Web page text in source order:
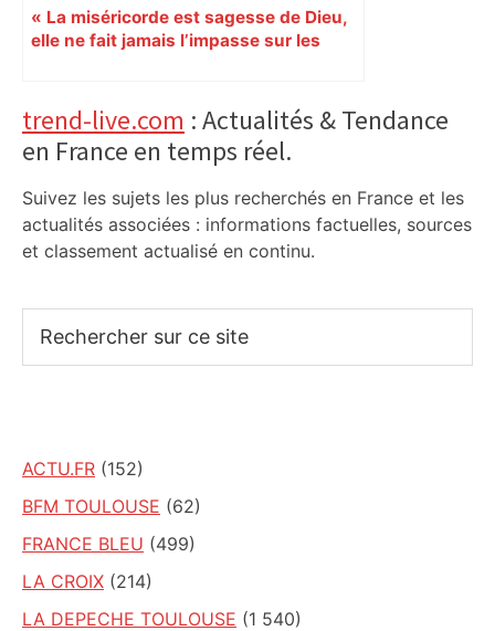
« La miséricorde est sagesse de Dieu,
elle ne fait jamais l’impasse sur les
Primary
Sidebar
trend-live.com : Actualités & Tendance
en France en temps réel.
Suivez les sujets les plus recherchés en France et les
actualités associées : informations factuelles, sources
et classement actualisé en continu.
sur
ACTU.FR (152)
BFM TOULOUSE (62)
FRANCE BLEU (499)
LA CROIX (214)
LA DEPECHE TOULOUSE (1 540)